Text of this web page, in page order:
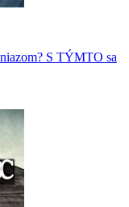
S TÝMTO sa